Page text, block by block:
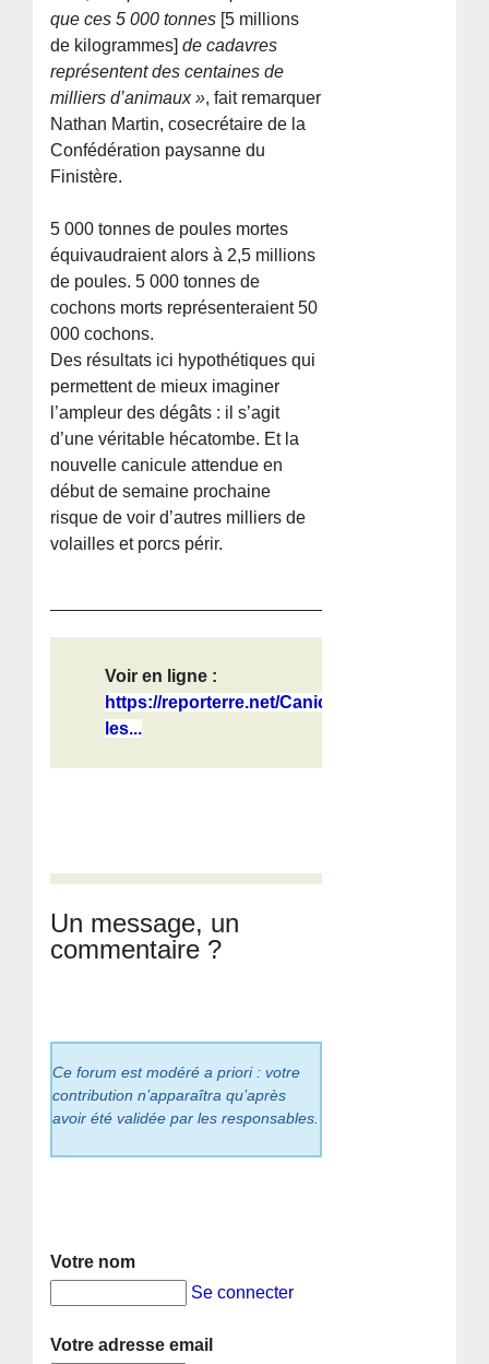
que ces 5 000 tonnes [5 millions
de kilogrammes]de cadavres
représentent des centaines de
milliers d’animaux », fait remarquer
Nathan Martin, cosecrétaire de la
Confédération paysanne du
Finistère.
5 000 tonnes de poules mortes
équivaudraient alors à 2,5 millions
de poules. 5 000 tonnes de
cochons morts représenteraient 50
000 cochons.
Des résultats ici hypothétiques qui
permettent de mieux imaginer
l’ampleur des dégâts : il s’agit
d’une véritable hécatombe. Et la
nouvelle canicule attendue en
début de semaine prochaine
risque de voir d’autres milliers de
volailles et porcs périr.
Voir en ligne :
https://reporterre.net/Canicule-
les...
Un message, un
commentaire ?
Ce forum est modéré a priori : votre
contribution n’apparaîtra qu’après
avoir été validée par les responsables.
Votre nom
Se connecter
Votre adresse email